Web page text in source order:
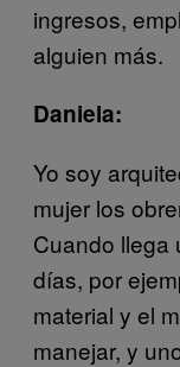
ingresos,
alguien más.
Daniela:
Yo soy
mujer los
Cuando llega
días, por
material y el
manejar, y